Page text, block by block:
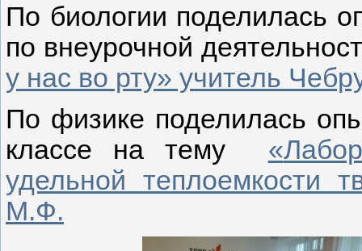
По биологии поделилась
по внеурочной
у нас во рту» учитель
По физике поделилась
классе на тему «
удельной теплоемкости
М.Ф.